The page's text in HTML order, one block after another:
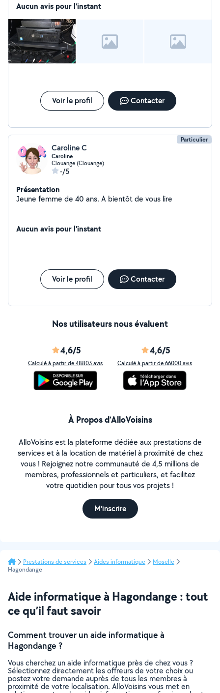
Aucun avis pour l'instant
Voir le profil Contacter
Particulier
Caroline C
Caroline
Clouange (Clouange)
-/5
Présentation
Jeune femme de 40 ans. A bientôt de vous lire
Aucun avis pour l'instant
Voir le profil Contacter
Nos utilisateurs nous évaluent
4,6/5
Calculé à partir de 48803 avis
4,6/5
Calculé à partir de 66000 avis
À Propos d’AlloVoisins
AlloVoisins est la plateforme dédiée aux prestations de
services et à la location de matériel à proximité de chez
vous ! Rejoignez notre communauté de 4,5 millions de
membres, professionnels et particuliers, et facilitez
votre quotidien pour tous vos projets !
M'inscrire
Prestations de services Aides informatique
Moselle
Hagondange
Aide informatique à Hagondange : tout
ce qu’il faut savoir
Comment trouver un aide informatique à
Hagondange ?
Vous cherchez un aide informatique près de chez vous ?
Sélectionnez directement les offreurs de votre choix ou
postez votre demande auprès de tous les membres à
proximité de votre localisation. AlloVoisins vous met en